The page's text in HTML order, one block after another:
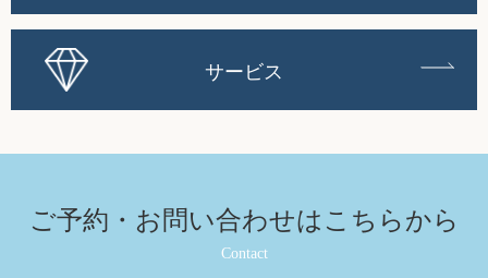
サービス
ご予約・お問い合わせはこちらから
Contact